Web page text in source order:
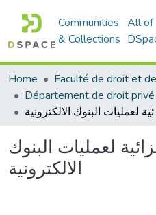
Communities
& Collections
All of
Home
Département de droit privé
لعمليات البنوك
الالكترونية